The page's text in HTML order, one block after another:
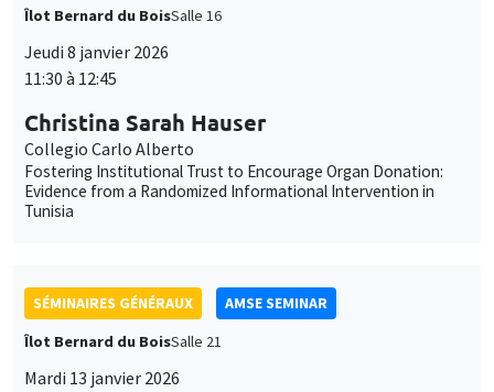
Îlot Bernard du BoisSalle 16
Jeudi 8 janvier 2026
11:30 à 12:45
Christina Sarah Hauser
Collegio Carlo Alberto
Fostering Institutional Trust to Encourage Organ Donation:
Evidence from a Randomized Informational Intervention in
Tunisia
SÉMINAIRES GÉNÉRAUX
AMSE SEMINAR
Îlot Bernard du BoisSalle 21
Mardi 13 janvier 2026